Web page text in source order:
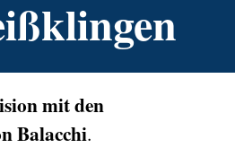
mit den
Balacchi.